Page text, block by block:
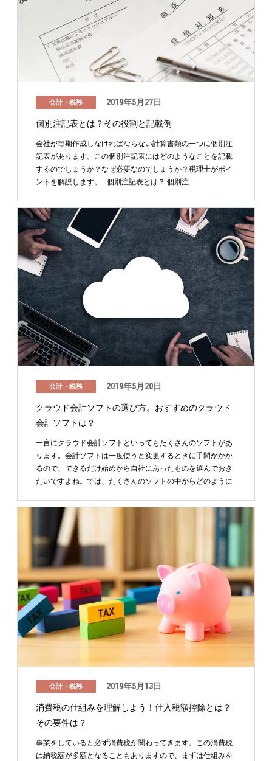
会計・税務 2019年5月27日
個別注記表とは？その役割と記載例
会社が毎期作成しなければならない計算書類の一つに個別注
記表があります。この個別注記表にはどのようなことを記載
するのでしょうか？なぜ必要なのでしょうか？税理士がポイ
ントを解説します。 個別注記表とは？ 個別注 …
会計・税務 2019年5月20日
クラウド会計ソフトの選び方。おすすめのクラウド
会計ソフトは？
一言にクラウド会計ソフトといってもたくさんのソフトがあ
ります。会計ソフトは一度使うと変更するときに手間がかか
るので、できるだけ始めから自社にあったものを選んでおき
たいですよね。では、たくさんのソフトの中からどのように
会計・税務 2019年5月13日
消費税の仕組みを理解しよう！仕入税額控除とは？
その要件は？
事業をしていると必ず消費税が関わってきます。この消費税
は納税額が多額となることもありますので、まずは仕組みを